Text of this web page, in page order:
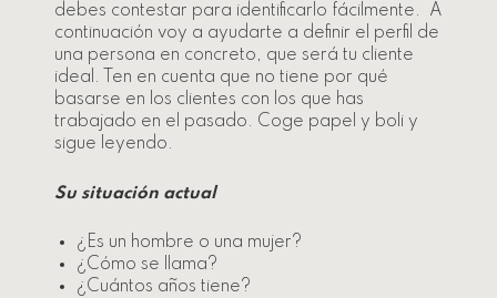
debes contestar para identificarlo fácilmente. A
continuación voy a ayudarte a definir el perfil de
una persona en concreto, que será tu cliente
ideal. Ten en cuenta que no tiene por qué
basarse en los clientes con los que has
trabajado en el pasado. Coge papel y boli y
sigue leyendo.
Su situación actual
¿Es un hombre o una mujer?
¿Cómo se llama?
¿Cuántos años tiene?